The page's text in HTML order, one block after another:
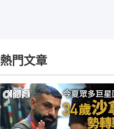
熱門文章